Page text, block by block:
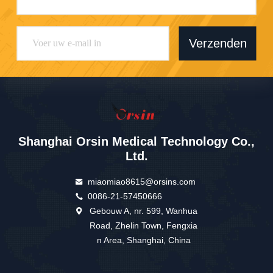
Verzenden
Shanghai Orsin Medical Technology Co.,
Ltd.
miaomiao8615@orsins.com
0086-21-57450666
Gebouw A, nr. 599, Wanhua
Road, Zhelin Town, Fengxia
n Area, Shanghai, China